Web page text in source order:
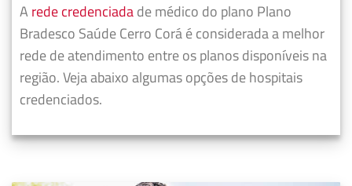
A rede credenciadade médico do plano Plano
Bradesco Saúde Cerro Corá é considerada a melhor
rede de atendimento entre os planos disponíveis na
região. Veja abaixo algumas opções de hospitais
credenciados.